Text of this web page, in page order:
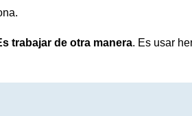
trabajar de otra manera. Es usar